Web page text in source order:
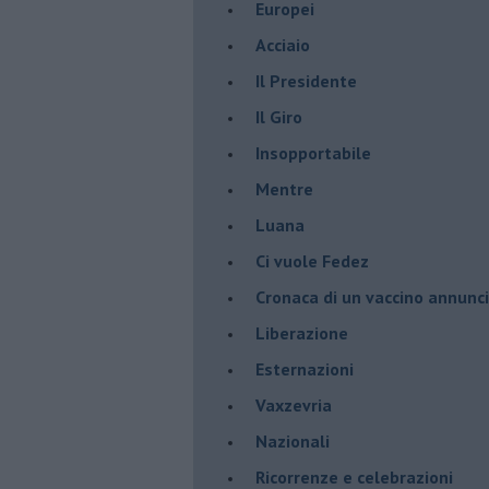
Europei
Acciaio
Il Presidente
​Il Giro
Insopportabile
​Mentre
Luana
​Ci vuole Fedez
​Cronaca di un vaccino
​Liberazione
Esternazioni
Vaxzevria
Nazionali
​Ricorrenze e celebrazioni